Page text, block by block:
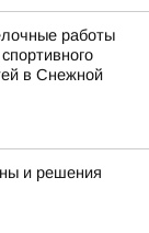
работы
в Снежной
и решения